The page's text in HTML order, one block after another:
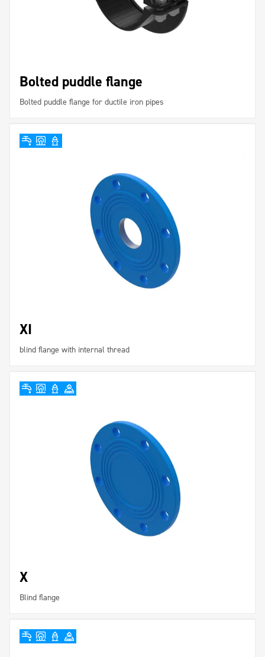
Bolted puddle flange
Bolted puddle flange for ductile iron pipes
XI
blind flange with internal thread
X
Blind flange